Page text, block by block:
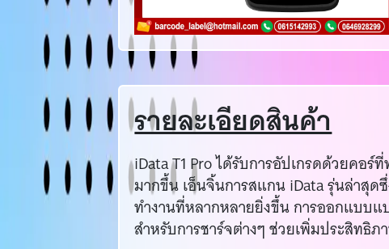
รายละเอียดสินค้า
iData T1 Pro ได้รับการอัปเกรดด้วยคอ
มากขึ้น เอ็นจิ้นการสแกน iData รุ่นล่าสุ
ทำงานที่หลากหลายยิ่งขึ้น การออกแบบแ
สำหรับการชาร์จต่างๆ ช่วยเพิ่มประสิทธิ